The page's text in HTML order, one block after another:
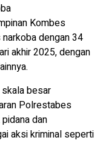
Kombes
dengan 34
akhir 2025, dengan
skala besar
Polrestabes
dan
aksi kriminal seperti